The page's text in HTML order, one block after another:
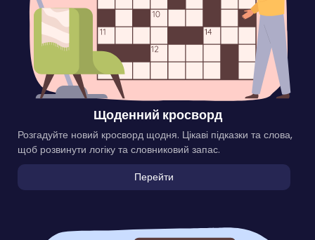
Щоденний кросворд
Розгадуйте новий кросворд щодня. Цікаві підказки та слова,
щоб розвинути логіку та словниковий запас.
Перейти